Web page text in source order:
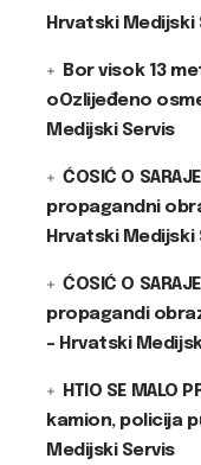
Hrvatski Medijski
Bor visok 13
oOzlijeđeno
Medijski Servis
ĆOSIĆ O
propagandni
Hrvatski Medijski
ĆOSIĆ O
propagandi
– Hrvatski
HTIO SE MALO
kamion, policija
Medijski Servis